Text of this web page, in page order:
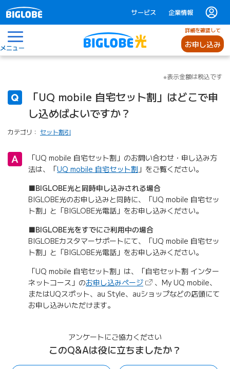
サービス 企業情報
メニュー
詳細を確認して
お申し込み
※表示金額は税込です
「UQ mobile 自宅セット割」はどこで申
し込めばよいですか？
カテゴリ： セット割引
「UQ mobile 自宅セット割」のお問い合わせ・申し込み方
法は、「UQ mobile 自宅セット割 」をご覧ください。
■BIGLOBE光と同時申し込みされる場合
BIGLOBE光のお申し込みと同時に、「UQ mobile 自宅セッ
ト割」と「BIGLOBE光電話」をお申し込みください。
■BIGLOBE光をすでにご利用中の場合
BIGLOBEカスタマーサポートにて、「UQ mobile 自宅セッ
ト割」と「BIGLOBE光電話」をお申し込みください。
「UQ mobile 自宅セット割」は、「自宅セット割 インター
ネットコース」のお申し込みページ（新しいタブで開きます）
、My UQ mobile、
またはUQスポット、au Style、auショップなどの店頭にて
お申し込みいただけます。
アンケートにご協力ください
このQ&Aは役に立ちましたか？